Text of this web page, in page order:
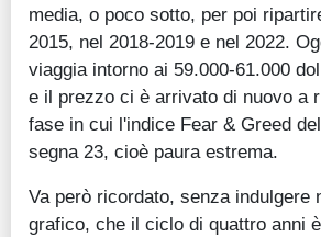
media, o poco sotto, per poi
2015, nel 2018-2019 e nel 2022.
viaggia intorno ai 59.000-61.000
e il prezzo ci è arrivato di nuovo a
fase in cui l'indice Fear & Greed
segna 23, cioè paura estrema.
Va però ricordato, senza indulgere
grafico, che il ciclo di quattro anni